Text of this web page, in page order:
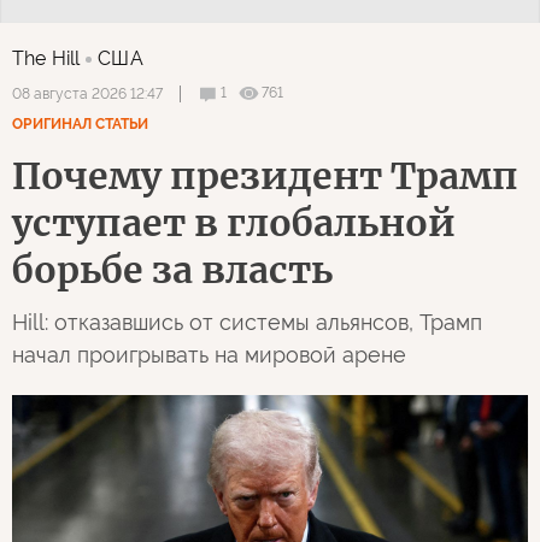
The Hill США
08 августа 2026 12:47 1
761
ОРИГИНАЛ СТАТЬИ
Почему президент Трамп
уступает в глобальной
борьбе за власть
Hill: отказавшись от системы альянсов, Трамп
начал проигрывать на мировой арене